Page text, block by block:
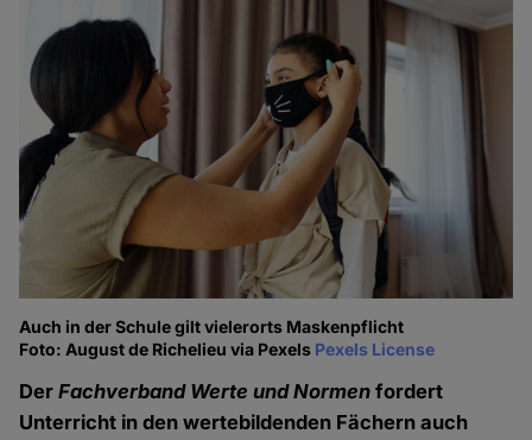
Auch in der Schule gilt vielerorts Maskenpflicht
Foto: August de Richelieu via Pexels Pexels License
DerFachverband Werte und Normen fordert
Unterricht in den wertebildenden Fächern auch